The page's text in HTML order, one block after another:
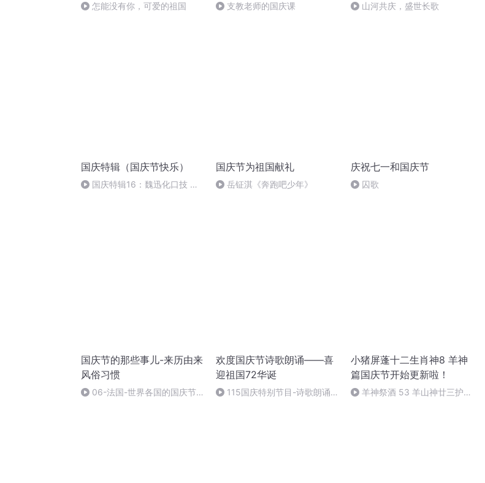
怎能没有你，可爱的祖国 支教老师的国庆课 山河共庆，盛世长歌
国庆特辑（国庆节快乐）
国庆特辑16：魏迅化口技 二
国庆节为祖国献礼
岳钲淇《奔跑吧少年》
庆祝七一和国庆节
囚歌
国庆节的那些事儿-来历由来
风俗习惯
06-法国-世界各国的国庆节-
欢度国庆节诗歌朗诵——喜
迎祖国72华诞
115国庆特别节目-诗歌朗诵-
小猪屏蓬十二生肖神8 羊神
篇国庆节开始更新啦！
羊神祭酒 53 羊山神廿三护祭